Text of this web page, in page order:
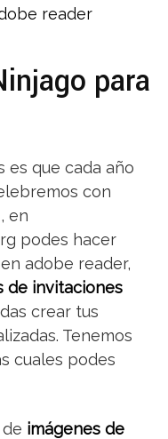
reader
para
es que cada año
con
en
podes hacer
adobe reader,
de invitaciones
crear tus
Tenemos
cuales podes
imágenes de